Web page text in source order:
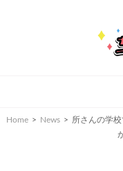
Home > News > 所さんの学